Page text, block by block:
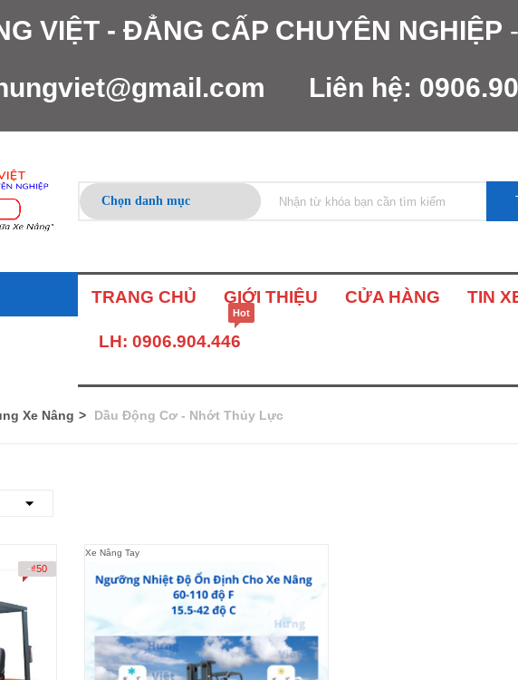
VIỆT - ĐẲNG CẤP CHUYÊN NGHIỆP -
Liên hệ:
TRANG CHỦ GIỚI THIỆU CỬA HÀNG TIN
LH: 0906.904.446
Hot
Xe Nâng Dầu Động Cơ - Nhớt Thủy Lực
-₫50
Xe Nâng Tay